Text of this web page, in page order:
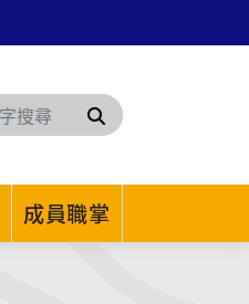
搜尋
成員職掌